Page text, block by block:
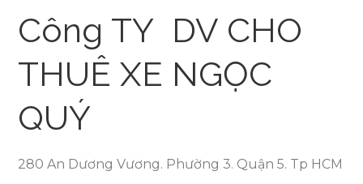
Công TY DV CHO
THUÊ XE NGỌC
QUÝ
280 An Dương Vương. Phường 3. Quận 5. Tp HCM